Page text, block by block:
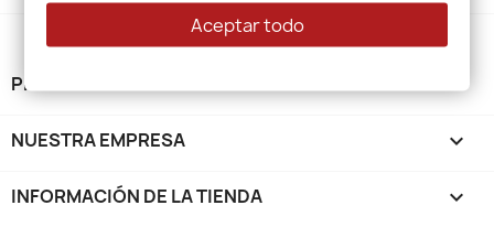
PRODUCTOS 
NUESTRA EMPRESA 
INFORMACIÓN DE LA TIENDA keyboard_arrow_down
Aceptar todo